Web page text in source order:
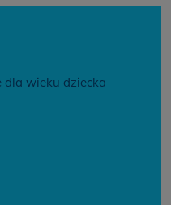
wieku dziecka